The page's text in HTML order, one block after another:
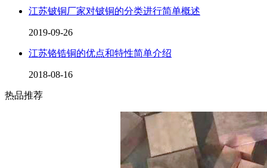
江苏铍铜厂家对铍铜的分类进行简单概述
2019-09-26
江苏铬锆铜的优点和特性简单介绍
2018-08-16
热品推荐